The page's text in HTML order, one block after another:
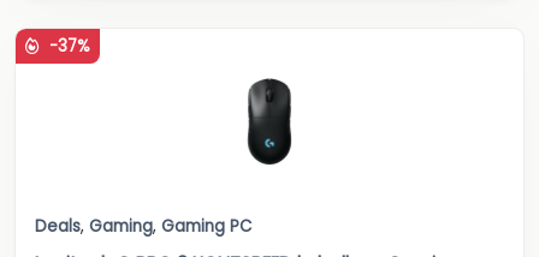
-37%
Deals, Gaming, Gaming PC